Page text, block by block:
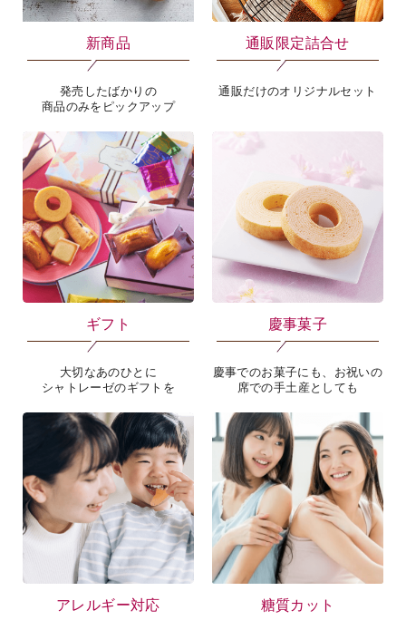
新商品
発売したばかりの
商品のみをピックアップ
通販限定詰合せ
通販だけのオリジナルセット
ギフト
大切なあのひとに
シャトレーゼのギフトを
慶事菓子
慶事でのお菓子にも、お祝いの
席での手土産としても
アレルギー対応 糖質カット
岳や末広がりを意味す
やつ時」という意味を込
。雄大な八ヶ岳山麓の自
る、こだわりのスイー
海外 Overseas shops
Indonesia
Singapore
Malaysia
UAE
Thailand
Vietnam